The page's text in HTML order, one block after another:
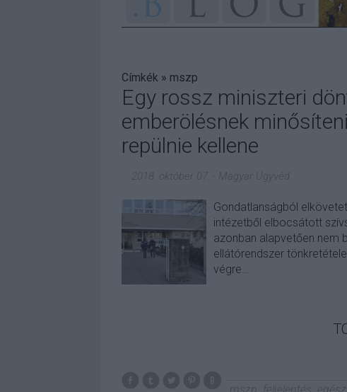
Címkék » mszp
Egy rossz miniszteri
emberölésnek
repülnie kellene
2018. október 07. Magyar Ügyvéd
Gondatlanságból
intézetből elbocsátott
azonban alapvetően nem
ellátórendszer
végre…